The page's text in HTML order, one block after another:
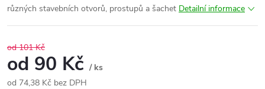
různých stavebních otvorů, prostupů a šachet Detailní informace
od 101 Kč
od 90 Kč / ks
od 74,38 Kč bez DPH